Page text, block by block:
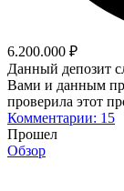
6.200.000 ₽
Данный депозит
Вами и данным
проверила этот
Комментарии: 15
Прошел
Обзор